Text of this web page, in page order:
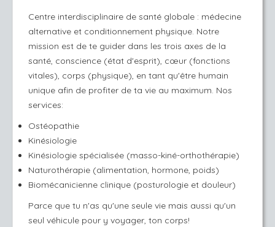
Centre interdisciplinaire de santé globale : médecine
alternative et conditionnement physique. Notre
mission est de te guider dans les trois axes de la
santé, conscience (état d'esprit), cœur (fonctions
vitales), corps (physique), en tant qu'être humain
unique afin de profiter de ta vie au maximum. Nos
services:
Ostéopathie
Kinésiologie
Kinésiologie spécialisée (masso-kiné-orthothérapie)
Naturothérapie (alimentation, hormone, poids)
Biomécanicienne clinique (posturologie et douleur)
Parce que tu n'as qu'une seule vie mais aussi qu'un
seul véhicule pour y voyager, ton corps!